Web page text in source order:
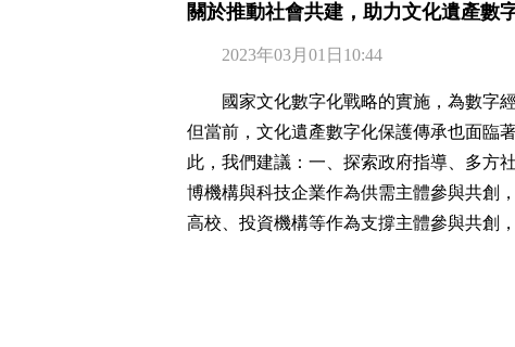
關於推動社會共建，助力文化遺產數
2023年03月01日10:44
國家文化數字化戰略的實施，為數字
但當前，文化遺產數字化保護傳承也面臨
此，我們建議：一、探索政府指導、多方
博機構與科技企業作為供需主體參與共創
高校、投資機構等作為支撐主體參與共創